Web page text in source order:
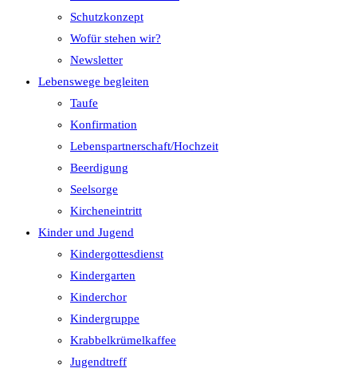
Schutzkonzept
Wofür stehen wir?
Newsletter
Lebenswege begleiten
Taufe
Konfirmation
Lebenspartnerschaft/Hochzeit
Beerdigung
Seelsorge
Kircheneintritt
Kinder und Jugend
Kindergottesdienst
Kindergarten
Kinderchor
Kindergruppe
Krabbelkrümelkaffee
Jugendtreff